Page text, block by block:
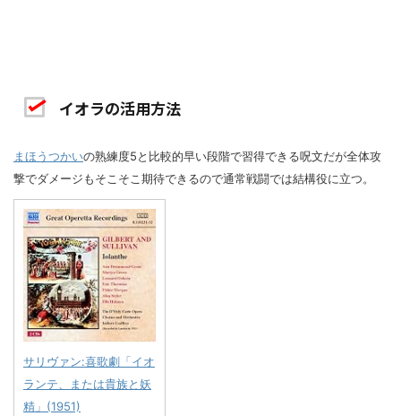
イオラの活用方法
まほうつかいの熟練度5と比較的早い段階で習得できる呪文だが全体攻
撃でダメージもそこそこ期待できるので通常戦闘では結構役に立つ。
サリヴァン:喜歌劇「イオ
ランテ、または貴族と妖
精」(1951)